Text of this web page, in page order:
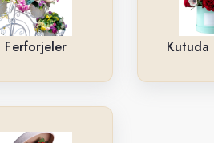
Ferforjeler Kutuda